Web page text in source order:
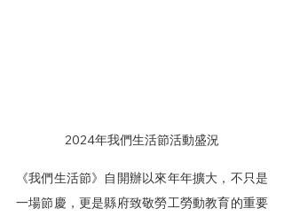
2024年我們生活節活動盛況
《我們生活節》自開辦以來年年擴大，不只是
一場節慶，更是縣府致敬勞工勞動教育的重要